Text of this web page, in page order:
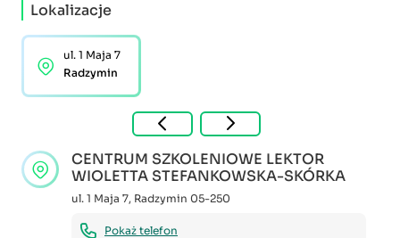
Lokalizacje
ul. 1 Maja 7
Radzymin
CENTRUM SZKOLENIOWE LEKTOR
WIOLETTA STEFANKOWSKA-SKÓRKA
ul. 1 Maja 7, Radzymin 05-250
Pokaż telefon